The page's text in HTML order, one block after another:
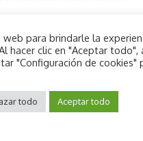
Aceptar
Oropesa del Mar
intensifica medidas
mosquitos
para brindarle la
hacer clic en "Aceptar
"Configuración de cookies"
todo Aceptar todo